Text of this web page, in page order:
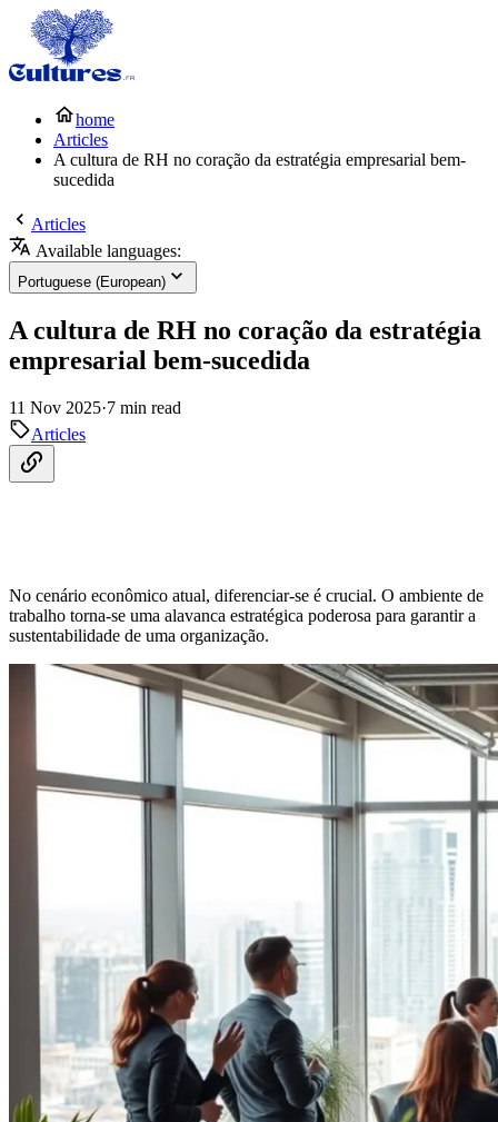
home
Articles
A cultura de RH no coração da estratégia empresarial bem-
sucedida
Articles
Available languages:
Portuguese (European)
A cultura de RH no coração da estratégia
empresarial bem-sucedida
11 Nov 2025·7 min read
Articles
No cenário econômico atual, diferenciar-se é crucial. O ambiente de
trabalho torna-se uma alavanca estratégica poderosa para garantir a
sustentabilidade de uma organização.